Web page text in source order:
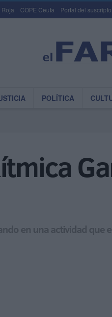
Roja COPE Ceuta Portal del
POLÍTICA
en una actividad que